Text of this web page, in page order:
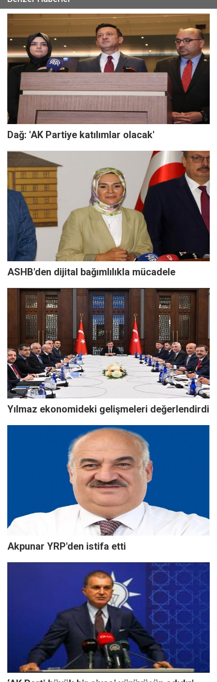
Dağ: 'AK Partiye katılımlar olacak'
ASHB'den dijital bağımlılıkla mücadele
Yılmaz ekonomideki gelişmeleri değerlendirdi
Akpunar YRP'den istifa etti